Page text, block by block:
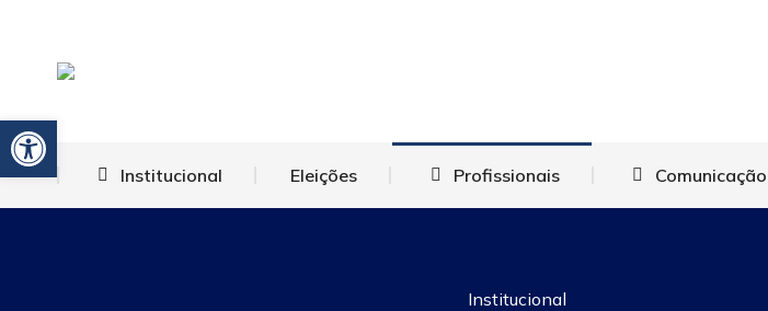
Barra de Ferramentas Aberta
Institucional Eleições Profissionais Comunicação
Institucional